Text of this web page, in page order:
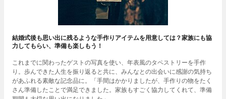
結婚式後も思い出に残るような手作りアイテムを用意しては？家族にも協
力してもらい、準備も楽しもう！
これまでに関わったゲストの写真を使い、年表風のタペストリーを手作
り。歩んできた人生を振り返ると共に、みんなとの出会いに感謝の気持ち
があふれる素敵な記念品に。「手間はかかりましたが、手作りの物をたく
さん準備したことで満足できました。家族もすごく協力してくれて、準備